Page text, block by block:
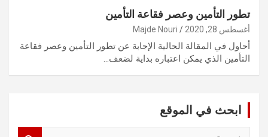
تطور التأمين وعصر فقاعة التأمين
أغسطس 28, 2020 Majde Nouri
أحاول في المقالة الحالية الإجابة عن تطور التأمين وعصر فقاعة
التأمين الذي يمكن اعتباره بداية لضعف…
ابحث في الموقع